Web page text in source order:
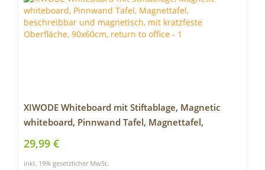
XIWODE Whiteboard mit Stiftablage, Magnetic
whiteboard, Pinnwand Tafel, Magnettafel,
beschreibbar und magnetisch, mit kratzfeste
Oberfläche, 90x60cm, return to office
29,99 €
inkl. 19% gesetzlicher MwSt.